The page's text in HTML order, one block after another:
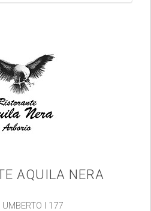
AQUILA NERA
UMBERTO I 177